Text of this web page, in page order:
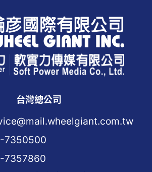
台灣總公司
7350500
7357860